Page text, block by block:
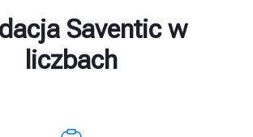
Saventic w
liczbach